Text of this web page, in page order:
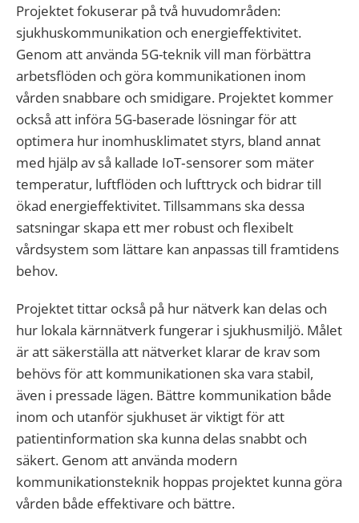
Projektet fokuserar på två huvudområden:
sjukhuskommunikation och energieffektivitet.
Genom att använda 5G-teknik vill man förbättra
arbetsflöden och göra kommunikationen inom
vården snabbare och smidigare. Projektet kommer
också att införa 5G-baserade lösningar för att
optimera hur inomhusklimatet styrs, bland annat
med hjälp av så kallade IoT‑sensorer som mäter
temperatur, luftflöden och lufttryck och bidrar till
ökad energieffektivitet. Tillsammans ska dessa
satsningar skapa ett mer robust och flexibelt
vårdsystem som lättare kan anpassas till framtidens
behov.
Projektet tittar också på hur nätverk kan delas och
hur lokala kärnnätverk fungerar i sjukhusmiljö. Målet
är att säkerställa att nätverket klarar de krav som
behövs för att kommunikationen ska vara stabil,
även i pressade lägen. Bättre kommunikation både
inom och utanför sjukhuset är viktigt för att
patientinformation ska kunna delas snabbt och
säkert. Genom att använda modern
kommunikationsteknik hoppas projektet kunna göra
vården både effektivare och bättre.